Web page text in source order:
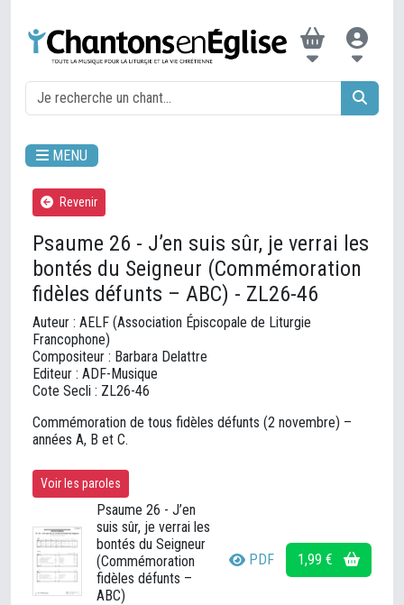
MENU
Revenir
Psaume 26 - J’en suis sûr, je verrai les
bontés du Seigneur (Commémoration
fidèles défunts – ABC) - ZL26-46
Auteur : AELF (Association Épiscopale de Liturgie
Francophone)
Compositeur : Barbara Delattre
Editeur : ADF-Musique
Cote Secli : ZL26-46
Commémoration de tous fidèles défunts (2 novembre) –
années A, B et C.
Voir les paroles
Psaume 26 - J’en
suis sûr, je verrai les
bontés du Seigneur
(Commémoration
fidèles défunts –
ABC)
PDF 1,99 €